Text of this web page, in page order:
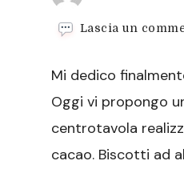
Lascia un
Mi dedico
Oggi vi propongo
centrotavola
cacao. Biscotti ad